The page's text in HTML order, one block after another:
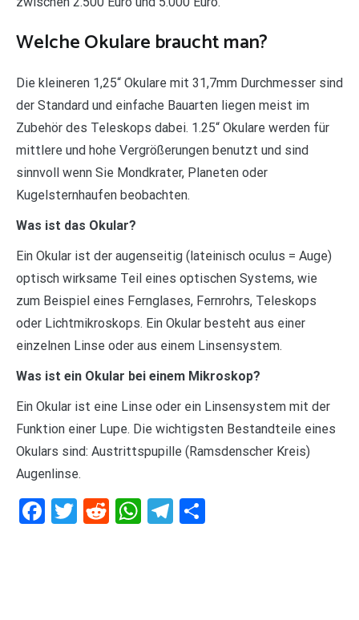
Welche Okulare braucht man?
Die kleineren 1,25“ Okulare mit 31,7mm Durchmesser sind
der Standard und einfache Bauarten liegen meist im
Zubehör des Teleskops dabei. 1.25“ Okulare werden für
mittlere und hohe Vergrößerungen benutzt und sind
sinnvoll wenn Sie Mondkrater, Planeten oder
Kugelsternhaufen beobachten.
Was ist das Okular?
Ein Okular ist der augenseitig (lateinisch oculus = Auge)
optisch wirksame Teil eines optischen Systems, wie
zum Beispiel eines Fernglases, Fernrohrs, Teleskops
oder Lichtmikroskops. Ein Okular besteht aus einer
einzelnen Linse oder aus einem Linsensystem.
Was ist ein Okular bei einem Mikroskop?
Ein Okular ist eine Linse oder ein Linsensystem mit der
Funktion einer Lupe. Die wichtigsten Bestandteile eines
Okulars sind: Austrittspupille (Ramsdenscher Kreis)
Augenlinse.
Facebook
Twitter
RedditWhatsApp
Telegram